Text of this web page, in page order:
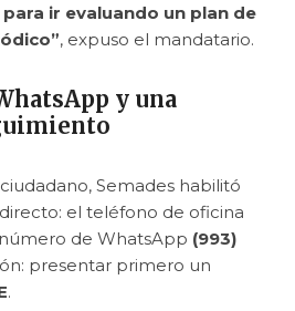
ir evaluando un plan de
, expuso el mandatario.
y una
Semades habilitó
el teléfono de oficina
de WhatsApp (993)
presentar primero un
.